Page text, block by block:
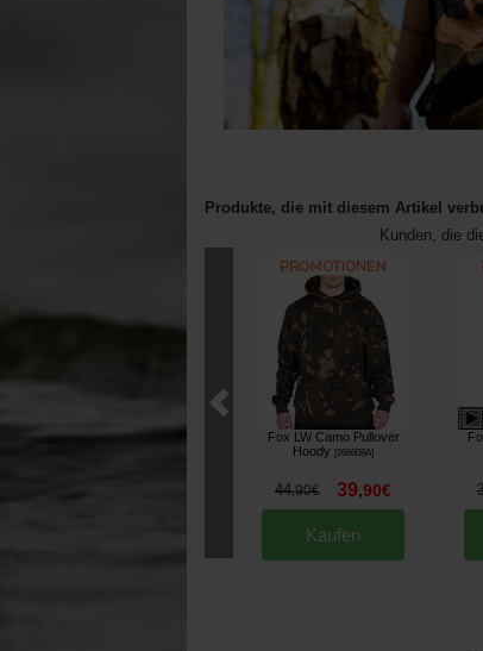
Produkte, die mit diesem Artikel
Kunden, die
Fox LW Camo Pullover
Hoody
[268608A]
44,90€ 39,90€
Kaufen